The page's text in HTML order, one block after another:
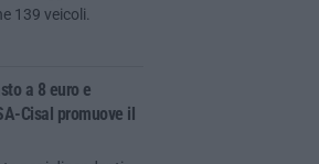
139 veicoli.
a 8 euro e
Cisal promuove il